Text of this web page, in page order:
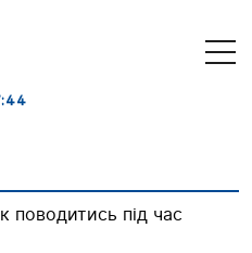
поводитись під час